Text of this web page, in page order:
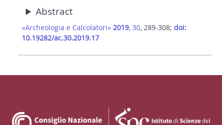
Abstract
«Archeologia e Calcolatori» 2019, 30, 289-308; doi:
10.19282/ac.30.2019.17